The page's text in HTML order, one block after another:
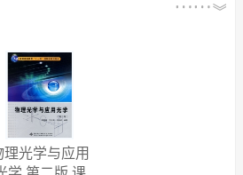
：光信息科学与技术、电子
电子信息科学与技术、电子信息工程、光
学与技术（光电子方向）、核工程与核技
。
光学与应用光学答案
川大学、天津工业大学、内蒙古工业大
、合肥工业大学、成都理工大学工程技术
理光学与应用